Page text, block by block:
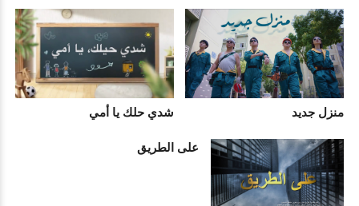
منزل جديد شدي حلك يا أمي
على الطريق